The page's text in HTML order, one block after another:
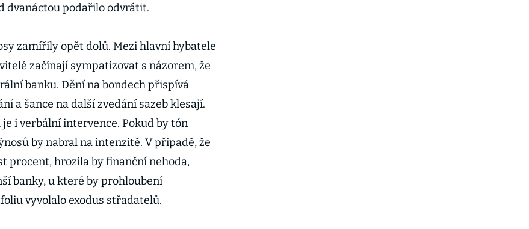
dvanáctou podařilo odvrátit.
zamířily opět dolů. Mezi hlavní hybatele
začínají sympatizovat s názorem, že
banku. Dění na bondech přispívá
a šance na další zvedání sazeb klesají.
i verbální intervence. Pokud by tón
by nabral na intenzitě. V případě, že
procent, hrozila by finanční nehoda,
banky, u které by prohloubení
vyvolalo exodus střadatelů.